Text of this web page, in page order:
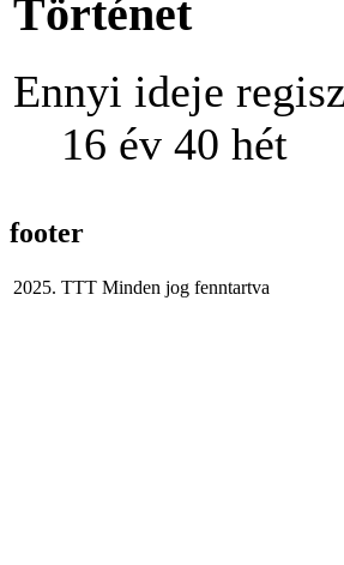
Történet
Ennyi ideje
16 év 40 hét
footer
2025. TTT Minden jog fenntartva